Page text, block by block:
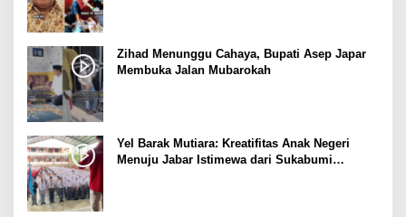
Zihad Menunggu Cahaya, Bupati Asep Japar
Membuka Jalan Mubarokah
Yel Barak Mutiara: Kreatifitas Anak Negeri
Menuju Jabar Istimewa dari Sukabumi